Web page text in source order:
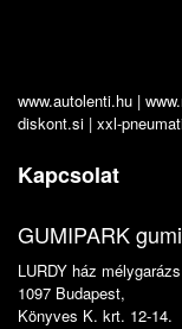
www.autolenti.hu |
diskont.si | xxl-
Kapcsolat
GUMIPARK
LURDY ház mélygarázs
1097 Budapest,
Könyves K. krt. 12-14.